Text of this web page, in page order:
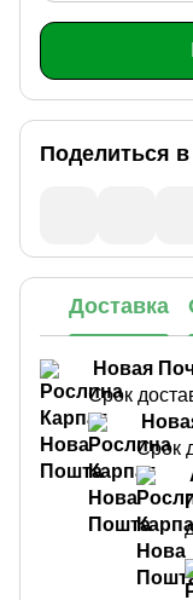
Поделиться в
Доставка
Новая
Срок
Срок